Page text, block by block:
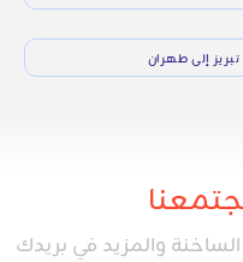
تبريز إلى طهران
والمزيد في بريدك